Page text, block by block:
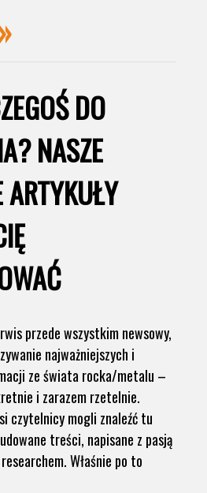
DO
NASZE
przede wszystkim newsowy,
najważniejszych i
ze świata rocka/metalu –
i zarazem rzetelnie.
czytelnicy mogli znaleźć tu
treści, napisane z pasją
Właśnie po to